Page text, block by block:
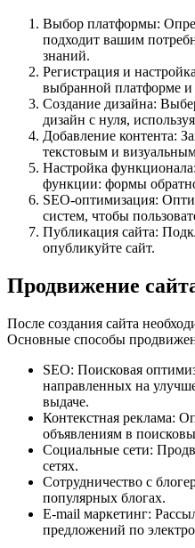
Выбор платформы:
подходит вашим
знаний.
Регистрация и
выбранной платформе и
Создание дизайна:
дизайн с нуля,
Добавление контента:
текстовым и
Настройка
функции: формы
SEO-оптимизация:
систем, чтобы
Публикация сайта:
опубликуйте сайт.
Продвижение
После создания сайта
Основные способы
SEO: Поисковая
направленных на
выдаче.
Контекстная реклама:
объявлениям в
Социальные сети:
сетях.
Сотрудничество с
популярных блогах.
E-mail маркетинг:
предложений по